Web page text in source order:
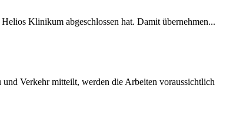
Klinikum abgeschlossen hat. Damit übernehmen...
Verkehr mitteilt, werden die Arbeiten voraussichtlich